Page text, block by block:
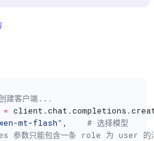
建客户端...
=
mt-flash" , # 选择模型
参数只能包含一条 role 为 user 的